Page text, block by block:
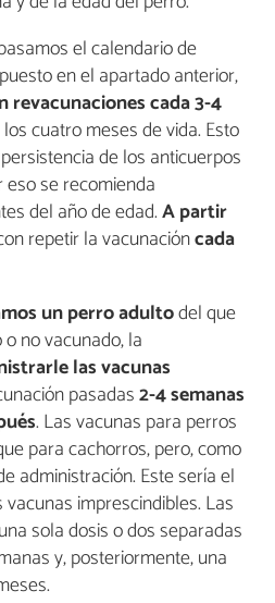
el calendario de
en el apartado anterior,
revacunacionescada 3-4
cuatro meses de vida. Esto
de los anticuerpos
se recomienda
del año de edad.A partir
repetir la vacunacióncada
un perro adultodel que
no vacunado, la
las vacunas
pasadas2-4 semanas
. Las vacunas para perros
para cachorros, pero, como
administración. Este sería el
imprescindibles. Las
sola dosis o dos separadas
y, posteriormente, una